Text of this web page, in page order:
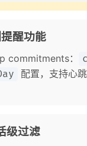
醒功能
commitments：
配置，支持心
级过滤